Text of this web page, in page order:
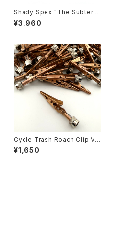
Shady Spex "The Subterra
nean Homesick" sunglass
es, Shiny Black w/Polarize
¥3,960
Cycle Trash Roach Clip Val
ve Cap ver.2, copper
¥1,650